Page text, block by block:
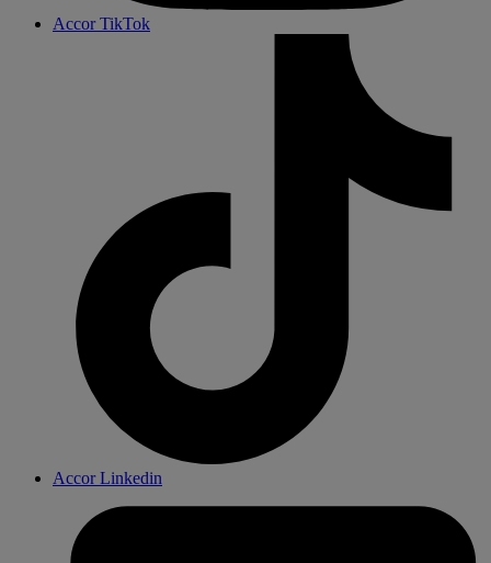
Accor TikTok
Accor Linkedin